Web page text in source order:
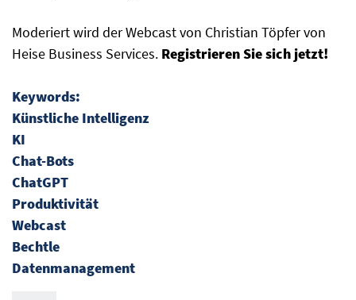
Moderiert wird der Webcast von Christian Töpfer von
Heise Business Services. Registrieren Sie sich jetzt!
Keywords:
Künstliche Intelligenz
KI
Chat-Bots
ChatGPT
Produktivität
Webcast
Bechtle
Datenmanagement